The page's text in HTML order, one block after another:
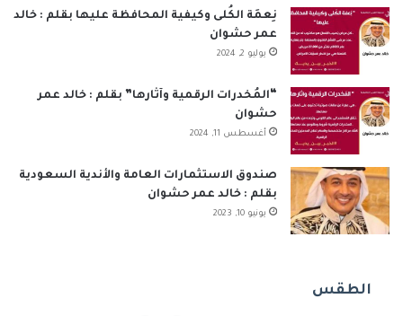
نِعمَة الكُلى وكيفية المحافظة عليها بقلم : خالد
عمر حشوان
يوليو 2, 2024
“المُخدرات الرقمية وآثارها” بقلم : خالد عمر
حشوان
أغسطس 11, 2024
صندوق الاستثمارات العامة والأندية السعودية
بقلم : خالد عمر حشوان
يونيو 10, 2023
الطقس